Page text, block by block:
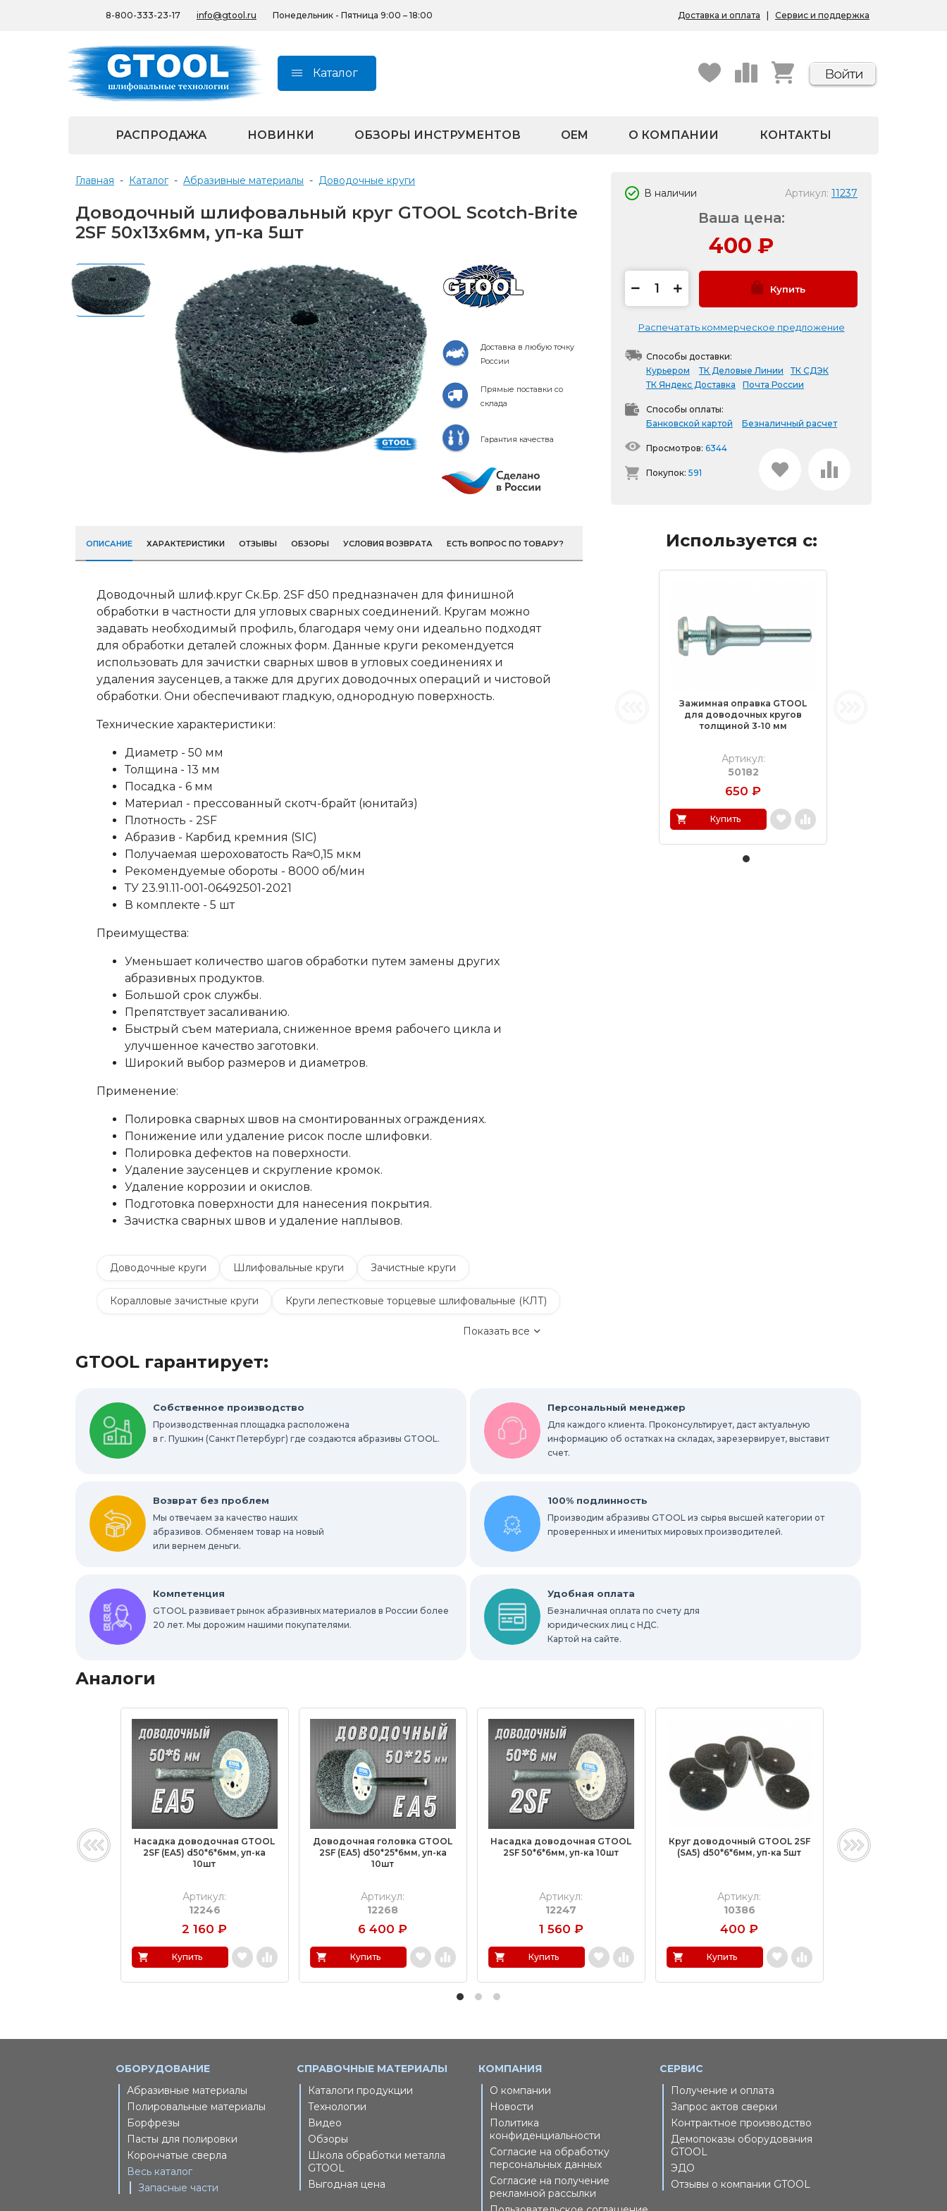
8-800-333-23-17 info@gtool.ru Понедельник - Пятница 9:00 – 18:00 Доставка и оплата Сервис и поддержка
Каталог
РАСПРОДАЖА НОВИНКИ ОБЗОРЫ ИНСТРУМЕНТОВ OEM О КОМПАНИИ КОНТАКТЫ
Главная - Каталог - Абразивные материалы - Доводочные круги
Доводочный шлифовальный круг GTOOL Scotch-Brite
2SF 50х13х6мм, уп-ка 5шт
Доставка в любую точку
России
Прямые поставки со
склада
Гарантия качества
В наличии Артикул: 11237
Ваша цена:
400 ₽
Купить
Распечатать коммерческое предложение
Способы доставки:
Курьером
ТК Деловые Линии
ТК СДЭК
ТК Яндекс Доставка
Почта России
Способы оплаты:
Банковской картой
Безналичный расчет
Просмотров: 6344
Покупок: 591
ОПИСАНИЕ ХАРАКТЕРИСТИКИ ОТЗЫВЫ ОБЗОРЫ УСЛОВИЯ ВОЗВРАТА ЕСТЬ ВОПРОС ПО ТОВАРУ?
Доводочный шлиф.круг Ск.Бр. 2SF d50 предназначен для финишной
обработки в частности для угловых сварных соединений. Кругам можно
задавать необходимый профиль, благодаря чему они идеально подходят
для обработки деталей сложных форм. Данные круги рекомендуется
использовать для зачистки сварных швов в угловых соединениях и
удаления заусенцев, а также для других доводочных операций и чистовой
обработки. Они обеспечивают гладкую, однородную поверхность.
Технические характеристики:
Диаметр - 50 мм
Толщина - 13 мм
Посадка - 6 мм
Материал - прессованный скотч-брайт (юнитайз)
Плотность - 2SF
Абразив - Карбид кремния (SIC)
Получаемая шероховатость Ra≈0,15 мкм
Рекомендуемые обороты - 8000 об/мин
ТУ 23.91.11-001-06492501-2021
В комплекте - 5 шт
Преимущества:
Уменьшает количество шагов обработки путем замены других
абразивных продуктов.
Большой срок службы.
Препятствует засаливанию.
Быстрый съем материала, сниженное время рабочего цикла и
улучшенное качество заготовки.
Широкий выбор размеров и диаметров.
Применение:
Полировка сварных швов на смонтированных ограждениях.
Понижение или удаление рисок после шлифовки.
Полировка дефектов на поверхности.
Удаление заусенцев и скругление кромок.
Удаление коррозии и окислов.
Подготовка поверхности для нанесения покрытия.
Зачистка сварных швов и удаление наплывов.
Доводочные круги Шлифовальные круги Зачистные круги
Коралловые зачистные круги Круги лепестковые торцевые шлифовальные (КЛТ)
Шлифовальные валики Фибровые круги
Абразивные шлифовальные головки
Круги с креплением Roloc™ Шлифовальные абразивные ленты
Шлифовальные абразивные губки, бруски Радиальные шлифовальные круги
Шлифовальные звезды Конволютные круги
Показать все
Используется с:
Зажимная оправка GTOOL
для доводочных кругов
толщиной 3-10 мм
Артикул:
50182
650 ₽
Купить
GTOOL гарантирует:
Собственное производство
Производственная площадка расположена
в г. Пушкин (Санкт Петербург) где создаются абразивы GTOOL.
Персональный менеджер
Для каждого клиента. Проконсультирует, даст актуальную
информацию об остатках на складах, зарезервирует, выставит
счет.
Возврат без проблем
Мы отвечаем за качество наших
абразивов. Обменяем товар на новый
или вернем деньги.
100% подлинность
Производим абразивы GTOOL из сырья высшей категории от
проверенных и именитых мировых производителей.
Компетенция
GTOOL развивает рынок абразивных материалов в России более
20 лет. Мы дорожим нашими покупателями.
Удобная оплата
Безналичная оплата по счету для
юридических лиц с НДС.
Картой на сайте.
Аналоги
Насадка доводочная GTOOL
2SF (EA5) d50*6*6мм, уп-ка
10шт
Артикул:
12246
2 160 ₽
Купить
Доводочная головка GTOOL
2SF (EA5) d50*25*6мм, уп-ка
10шт
Артикул:
12268
6 400 ₽
Купить
Насадка доводочная GTOOL
2SF 50*6*6мм, уп-ка 10шт
Артикул:
12247
1 560 ₽
Купить
Круг доводочный GTOOL 2SF
(SA5) d50*6*6мм, уп-ка 5шт
Артикул:
10386
400 ₽
Купить
Доводочный
круг GTOOL Scotch-
ОБОРУДОВАНИЕ
Абразивные материалы
Полировальные материалы
Борфрезы
Пасты для полировки
Корончатые сверла
Весь каталог
Запасные части
СПРАВОЧНЫЕ МАТЕРИАЛЫ
Каталоги продукции
Технологии
Видео
Обзоры
Школа обработки металла
GTOOL
Выгодная цена
КОМПАНИЯ
О компании
Новости
Политика
конфиденциальности
Согласие на обработку
персональных данных
Согласие на получение
рекламной рассылки
СЕРВИС
Получение и оплата
Запрос актов сверки
Контрактное производство
Демопоказы оборудования
GTOOL
ЭДО
Отзывы о компании GTOOL